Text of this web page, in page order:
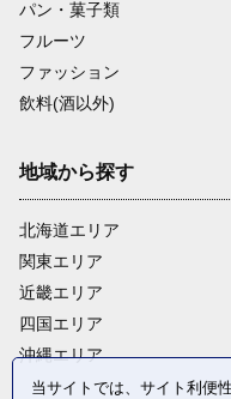
パン・菓子類
フルーツ
ファッション
飲料(酒以外)
地域から探す
北海道エリア
関東エリア
近畿エリア
四国エリア
沖縄エリア
当サイトでは、サイト利便